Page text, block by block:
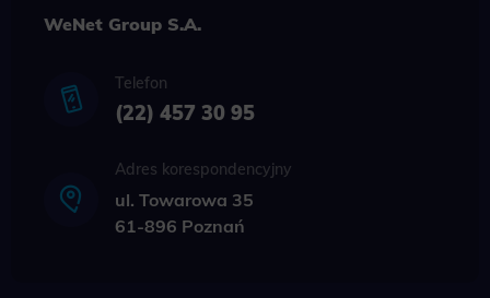
WeNet Group S.A.
Telefon
(22) 457 30 95
Adres korespondencyjny
ul. Towarowa 35
61-896 Poznań